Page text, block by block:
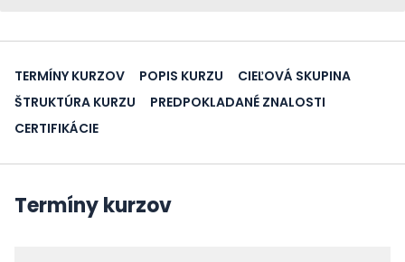
TERMÍNY KURZOV POPIS KURZU
CIEĽOVÁ SKUPINA
ŠTRUKTÚRA KURZU
PREDPOKLADANÉ ZNALOSTI
CERTIFIKÁCIE
Termíny kurzov